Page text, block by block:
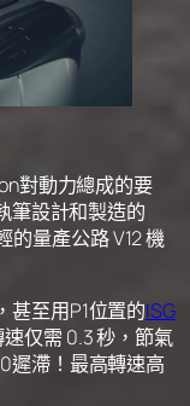
對動力總成的要
筆設計和製造的
的量產公路 V12 機
至用P1位置的ISG
仅需 0.3 秒，節氣
遲滯！最高轉速高